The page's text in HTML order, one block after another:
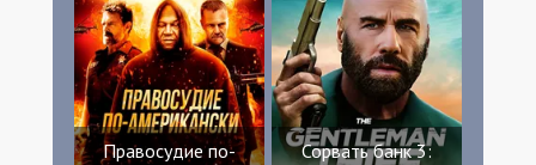
Правосудие по-
Сорвать банк 3: